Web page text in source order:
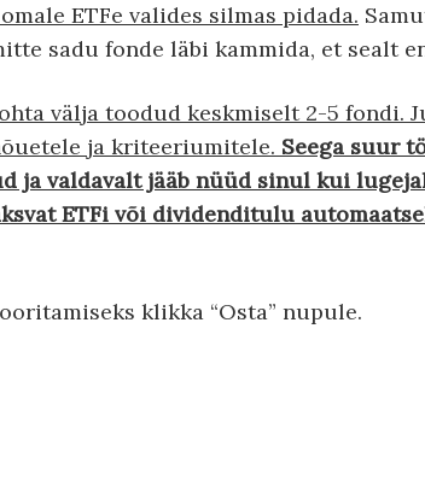
ETFe valides silmas pidada.
sadu fonde läbi kammida, et sealt
välja toodud keskmiselt 2-5 fondi.
ja kriteeriumitele. Seega suur
ja valdavalt jääb nüüd sinul kui
ETFi või dividenditulu
klikka “Osta” nupule.